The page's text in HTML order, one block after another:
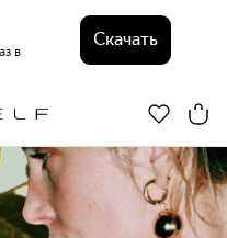
в
Скачать